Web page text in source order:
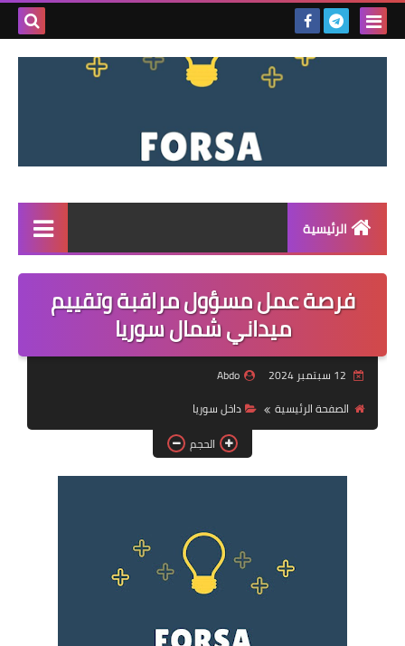
بحث
الرئيسية
القائمة
مناقصات
فرص عمل داخل سوريا
فرص عمل في العراق
فرص عمل في اليمن
دورات تدريبية
فرصة عمل مسؤول مراقبة وتقييم
ميداني شمال سوريا
Abdo
الصفحة الرئيسية
داخل سوريا
الحجم